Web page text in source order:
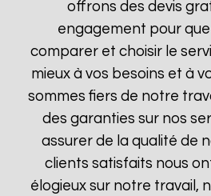
offrons des devis
engagement pour que
comparer et choisir le
mieux à vos besoins et à
sommes fiers de notre
des garanties sur nos
assurer de la qualité de
clients satisfaits nous
élogieux sur notre travail,